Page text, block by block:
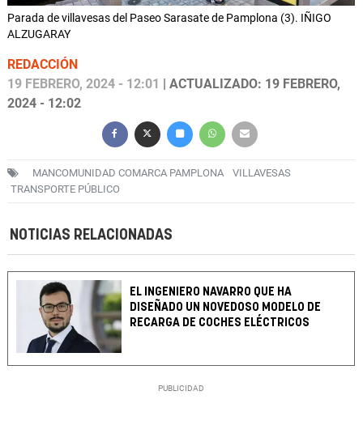
Parada de villavesas del Paseo Sarasate de Pamplona (3). IÑIGO
ALZUGARAY
REDACCIÓN
19 FEBRERO, 2024 - 12:01
| ACTUALIZADO: 19 FEBRERO,
2024 - 12:02
MANCOMUNIDAD COMARCA PAMPLONA
VILLAVESAS
TRANSPORTE PÚBLICO
NOTICIAS RELACIONADAS
EL INGENIERO NAVARRO QUE HA
DISEÑADO UN NOVEDOSO MODELO DE
RECARGA DE COCHES ELÉCTRICOS